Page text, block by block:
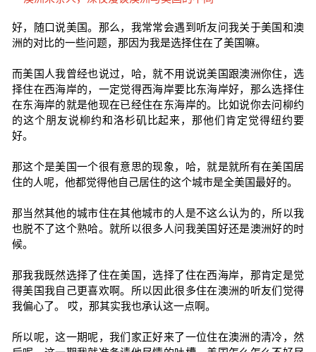
好，随口说美国。那么，我常常会遇到听友问我关于美国和澳
洲的对比的一些问题，那因为我是选择住在了美国嘛。
而美国人我曾经也说过，哈，就不用说说美国跟澳洲你住，选
择住在西海岸的，一定觉得西海岸要比东海岸好，那么选择住
在东海岸的就是他现在已经住在东海岸的。比如说你去问柳约
的这个朋友说柳约和洛杉矶比起来，那他们肯定觉得纽约要
好。
那这个是美国一个很有意思的现象，哈，就是就所有在美国居
住的人呢，他都觉得他自己居住的这个城市是全美国最好的。
那当然其他的城市住在其他城市的人是不这么认为的，所以我
也脱不了这个熟哈。就所以很多人问我美国好还是澳洲好的时
候。
那我我既然选择了住在美国，选择了住在西海岸，那肯定是觉
得美国我自己更喜欢啊。所以因此很多住在澳洲的听友们觉得
我偏心了。 哎，那其实我也承认这一点啊。
所以呢，这一期呢，我们家正好来了一位住在澳洲的清冷，然